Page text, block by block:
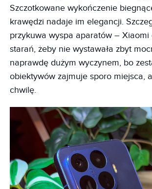
Szczotkowane wykończenie
krawędzi nadaje im elegancji.
przykuwa wyspa aparatów – Xiaomi
starań, żeby nie wystawała zbyt
naprawdę dużym wyczynem, bo
obiektywów zajmuje sporo miejsca,
chwilę.